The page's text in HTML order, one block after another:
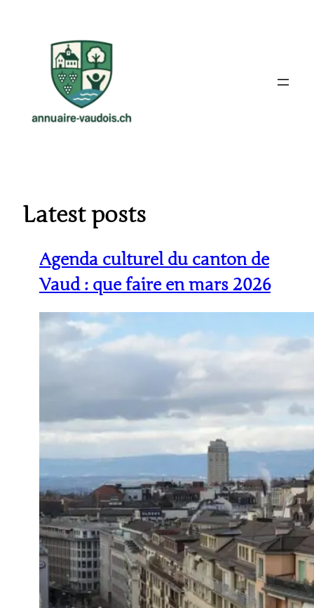
Latest posts
Agenda culturel du canton de
Vaud : que faire en mars 2026